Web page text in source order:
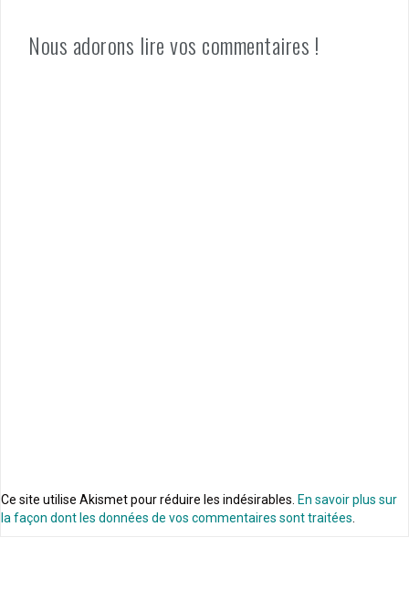
Nous adorons lire vos commentaires !
Ce site utilise Akismet pour réduire les indésirables. En savoir plus sur
la façon dont les données de vos commentaires sont traitées.